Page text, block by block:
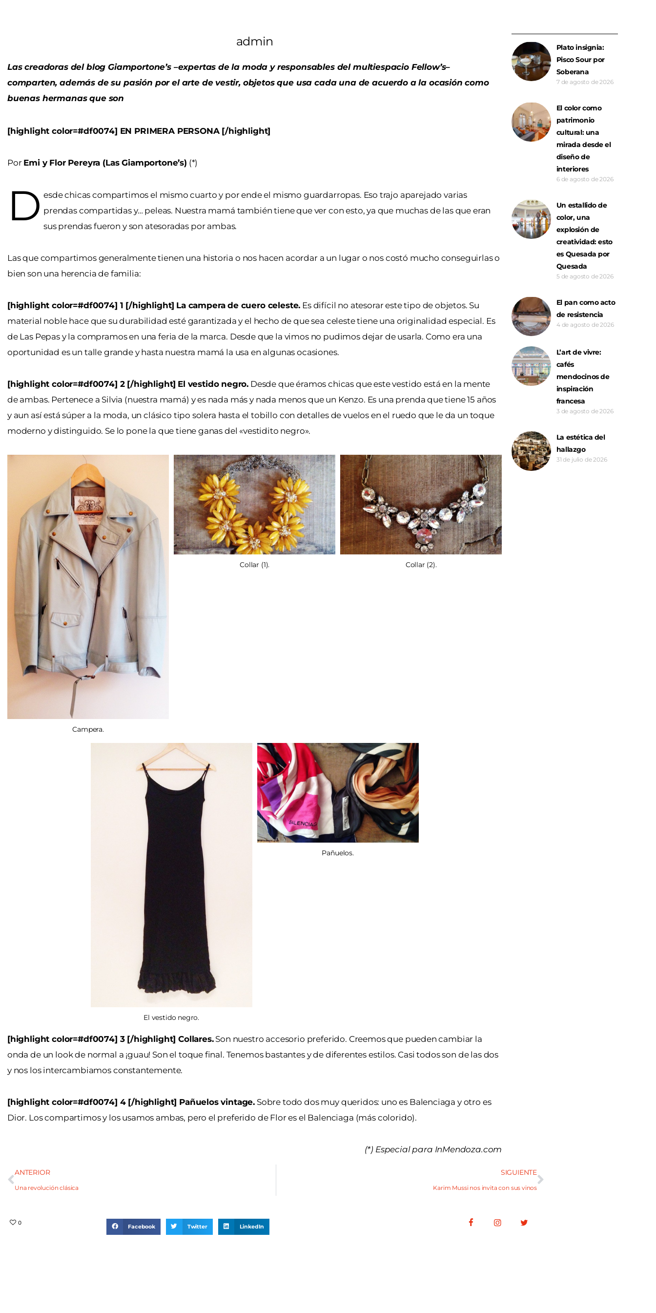
admin
Las creadoras del blog Giamportone’s –expertas de la moda y responsables del multiespacio Fellow’s–
comparten, además de su pasión por el arte de vestir, objetos que usa cada una de acuerdo a la ocasión como
buenas hermanas que son
[highlight color=#df0074] EN PRIMERA PERSONA [/highlight]
Por Emi y Flor Pereyra (Las Giamportone’s) (*)
D esde chicas compartimos el mismo cuarto y por ende el mismo guardarropas. Eso trajo aparejado varias
prendas compartidas y… peleas. Nuestra mamá también tiene que ver con esto, ya que muchas de las que eran
sus prendas fueron y son atesoradas por ambas.
Las que compartimos generalmente tienen una historia o nos hacen acordar a un lugar o nos costó mucho conseguirlas o
bien son una herencia de familia:
[highlight color=#df0074] 1 [/highlight] La campera de cuero celeste. Es difícil no atesorar este tipo de objetos. Su
material noble hace que su durabilidad esté garantizada y el hecho de que sea celeste tiene una originalidad especial. Es
de Las Pepas y la compramos en una feria de la marca. Desde que la vimos no pudimos dejar de usarla. Como era una
oportunidad es un talle grande y hasta nuestra mamá la usa en algunas ocasiones.
[highlight color=#df0074] 2 [/highlight] El vestido negro. Desde que éramos chicas que este vestido está en la mente
de ambas. Pertenece a Silvia (nuestra mamá) y es nada más y nada menos que un Kenzo. Es una prenda que tiene 15 años
y aun así está súper a la moda, un clásico tipo solera hasta el tobillo con detalles de vuelos en el ruedo que le da un toque
moderno y distinguido. Se lo pone la que tiene ganas del «vestidito negro».
Campera.
Collar (1). Collar (2).
El vestido negro.
Pañuelos.
[highlight color=#df0074] 3 [/highlight] Collares.Son nuestro accesorio preferido. Creemos que pueden cambiar la
onda de un look de normal a ¡guau! Son el toque final. Tenemos bastantes y de diferentes estilos. Casi todos son de las dos
y nos los intercambiamos constantemente.
[highlight color=#df0074] 4 [/highlight] Pañuelos vintage. Sobre todo dos muy queridos: uno es Balenciaga y otro es
Dior. Los compartimos y los usamos ambas, pero el preferido de Flor es el Balenciaga (más colorido).
(*) Especial para InMendoza.com
Plato insignia:
Pisco Sour por
Soberana
7 de agosto de 2026
El color como
patrimonio
cultural: una
mirada desde el
diseño de
interiores
6 de agosto de 2026
Un estallido de
color, una
explosión de
creatividad: esto
es Quesada por
Quesada
5 de agosto de 2026
El pan como acto
de resistencia
4 de agosto de 2026
L’art de vivre:
cafés
mendocinos de
inspiración
francesa
3 de agosto de 2026
La estética del
hallazgo
31 de julio de 2026
ANTERIOR
Una revolución clásica
SIGUIENTE
Karim Mussi nos invita con sus vinos
0
Facebook Twitter LinkedIn